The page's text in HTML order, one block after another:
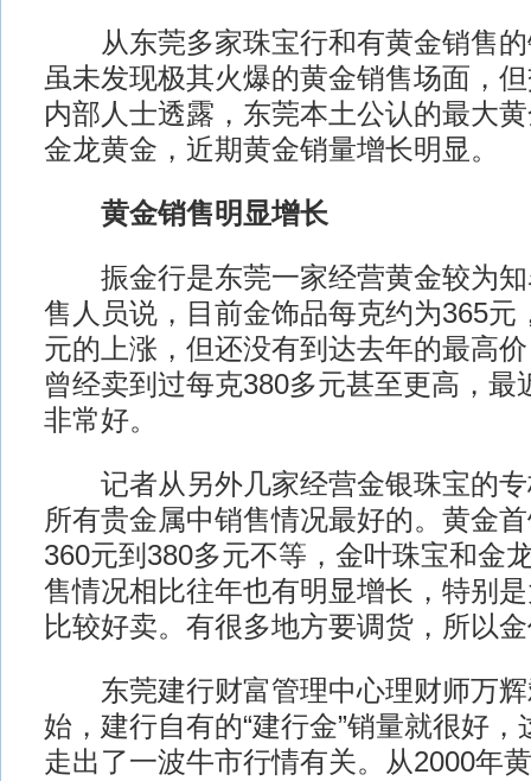
从东莞多家珠宝行和有黄金销售的
虽未发现极其火爆的黄金销售场面，
内部人士透露，东莞本土公认的最大
金龙黄金，近期黄金销量增长明显。
黄金销售明显增长
振金行是东莞一家经营黄金较为知
售人员说，目前金饰品每克约为365元
元的上涨，但还没有到达去年的最高
曾经卖到过每克380多元甚至更高，最
非常好。
记者从另外几家经营金银珠宝的专
所有贵金属中销售情况最好的。黄金
360元到380多元不等，金叶珠宝和金
售情况相比往年也有明显增长，特别
比较好卖。有很多地方要调货，所以
东莞建行财富管理中心理财师万辉
始，建行自有的“建行金”销量就很好
走出了一波牛市行情有关。从2000年